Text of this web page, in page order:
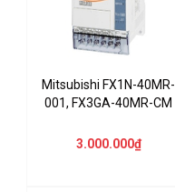
Mitsubishi FX1N-40MR-
001, FX3GA-40MR-CM
3.000.000₫